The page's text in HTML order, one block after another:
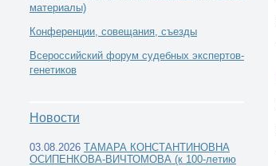
материалы)
Конференции, совещания, съезды
Всероссийский форум судебных экспертов-
генетиков
Новости
03.08.2026 ТАМАРА КОНСТАНТИНОВНА
ОСИПЕНКОВА-ВИЧТОМОВА (к 100-летию